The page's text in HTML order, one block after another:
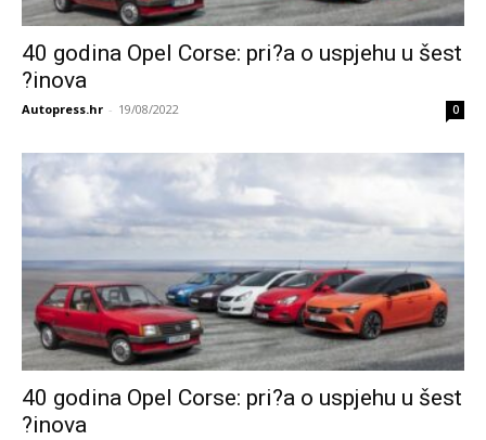
40 godina Opel Corse: pri?a o uspjehu u šest
?inova
Autopress.hr - 19/08/2022 0
40 godina Opel Corse: pri?a o uspjehu u šest
?inova